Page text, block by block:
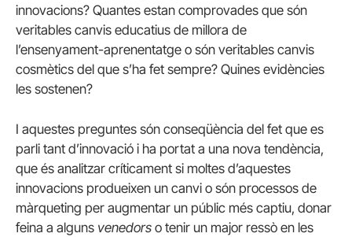
innovacions? Quantes estan comprovades que són
veritables canvis educatius de millora de
l’ensenyament-aprenentatge o són veritables canvis
cosmètics del que s’ha fet sempre? Quines evidències
les sostenen?
I aquestes preguntes són conseqüència del fet que es
parli tant d’innovació i ha portat a una nova tendència,
que és analitzar críticament si moltes d’aquestes
innovacions produeixen un canvi o són processos de
màrqueting per augmentar un públic més captiu, donar
feina a alguns venedors o tenir un major ressò en les